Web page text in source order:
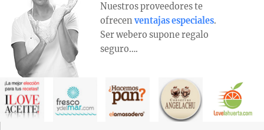
Nuestros proveedores te
ofrecen ventajas especiales.
Ser webero supone regalo
seguro….